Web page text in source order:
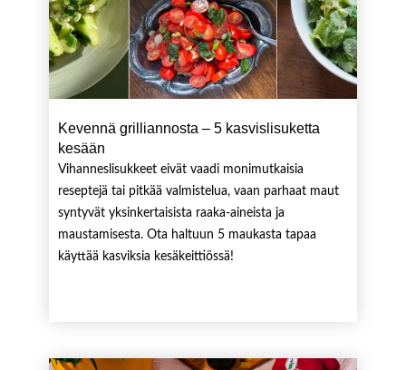
Kevennä grilliannosta – 5 kasvislisuketta
kesään
Vihanneslisukkeet eivät vaadi monimutkaisia
reseptejä tai pitkää valmistelua, vaan parhaat maut
syntyvät yksinkertaisista raaka-aineista ja
maustamisesta. Ota haltuun 5 maukasta tapaa
käyttää kasviksia kesäkeittiössä!